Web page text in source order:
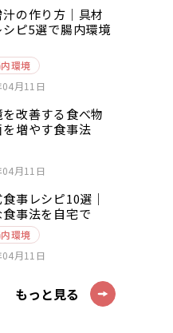
の作り方｜具材
ピ5選で腸内環境
環境
月11日
改善する食べ物
を増やす食事法
月11日
事レシピ10選｜
事法を自宅で
環境
月11日
もっと見る